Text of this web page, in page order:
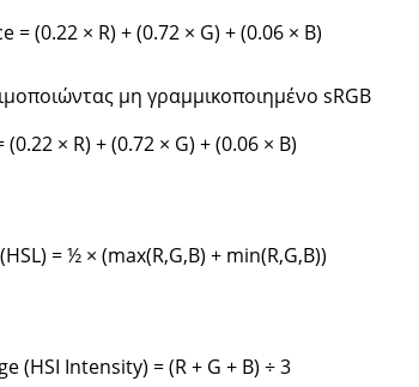
= (0.22 × R) + (0.72 × G) + (0.06 × B)
μη γραμμικοποιημένο sRGB
(0.22 × R) + (0.72 × G) + (0.06 × B)
= ½ × (max(R,G,B) + min(R,G,B))
(HSI Intensity) = (R + G + B) ÷ 3